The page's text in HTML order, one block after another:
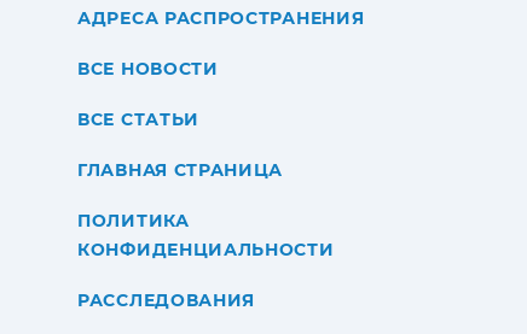
АДРЕСА РАСПРОСТРАНЕНИЯ
ВСЕ НОВОСТИ
ВСЕ СТАТЬИ
ГЛАВНАЯ СТРАНИЦА
ПОЛИТИКА
КОНФИДЕНЦИАЛЬНОСТИ
РАССЛЕДОВАНИЯ